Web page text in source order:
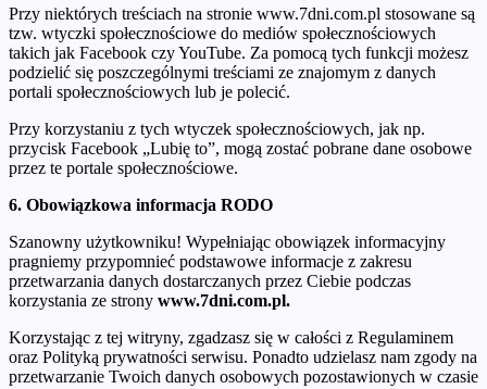
Przy niektórych treściach na stronie www.7dni.com.pl stosowane są
tzw. wtyczki społecznościowe do mediów społecznościowych
takich jak Facebook czy YouTube. Za pomocą tych funkcji możesz
podzielić się poszczególnymi treściami ze znajomym z danych
portali społecznościowych lub je polecić.
Przy korzystaniu z tych wtyczek społecznościowych, jak np.
przycisk Facebook „Lubię to”, mogą zostać pobrane dane osobowe
przez te portale społecznościowe.
6. Obowiązkowa informacja RODO
Szanowny użytkowniku! Wypełniając obowiązek informacyjny
pragniemy przypomnieć podstawowe informacje z zakresu
przetwarzania danych dostarczanych przez Ciebie podczas
korzystania ze strony www.7dni.com.pl.
Korzystając z tej witryny, zgadzasz się w całości z Regulaminem
oraz Polityką prywatności serwisu. Ponadto udzielasz nam zgody na
przetwarzanie Twoich danych osobowych pozostawionych w czasie